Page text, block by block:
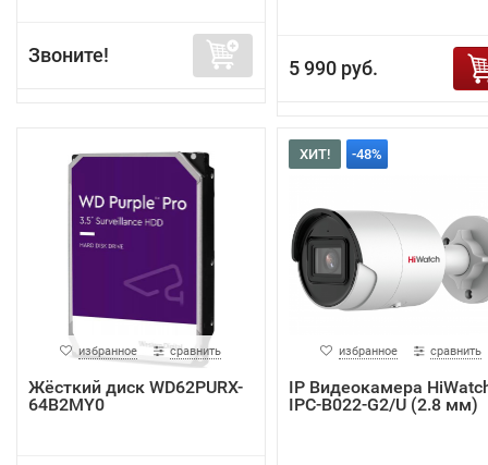
Звоните!
5 990 руб.
избранное сравнить
Жёсткий диск WD62PURX-
64B2MY0
ХИТ! -48%
избранное сравнить
IP Видеокамера
IPC-B022-G2/U (2.8 мм)